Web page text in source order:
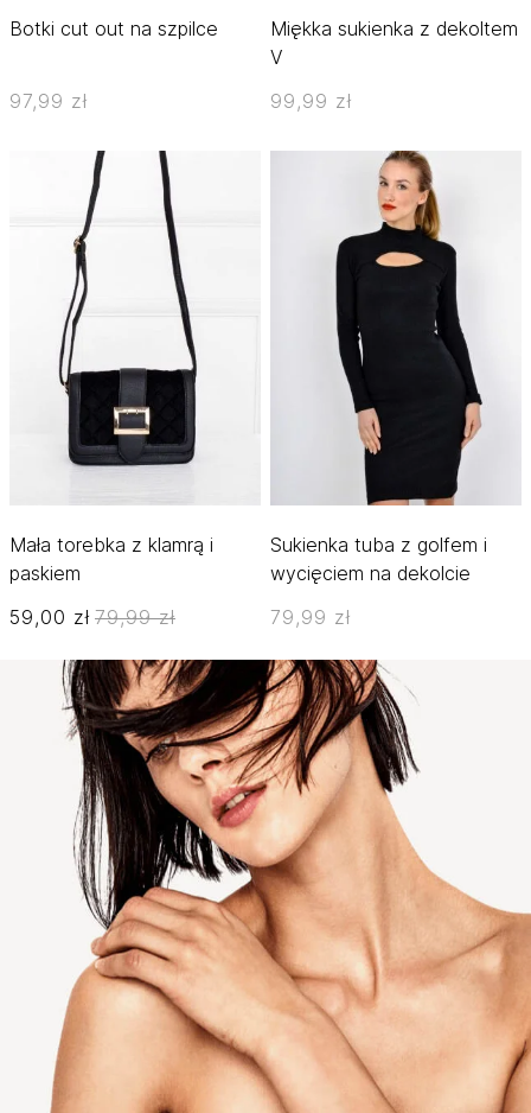
Botki cut out na szpilce
97,99 zł
Miękka sukienka z dekoltem
V
99,99 zł
Mała torebka z klamrą i
paskiem
59,00 zł 79,99 zł
Sukienka tuba z golfem i
wycięciem na dekolcie
79,99 zł